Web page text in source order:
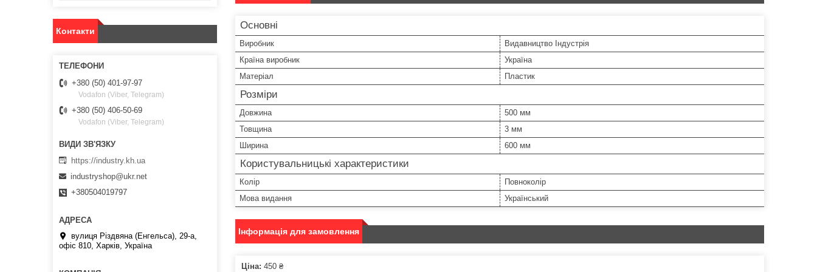
Основні
Виробник
Видавництво Індустрія
Країна виробник
Україна
Матеріал
Пластик
Розміри
Довжина
500 мм
Товщина
3 мм
Ширина
600 мм
Користувальницькі характеристики
Колір
Повноколір
Мова видання
Український
Інформація для замовлення
Ціна: 450 ₴
Контакти
+380 (50) 401-97-97
Vodafon (Viber, Telegram)
+380 (50) 406-50-69
Vodafon (Viber, Telegram)
https://industry.kh.ua
industryshop@ukr.net
+380504019797
вулиця Різдвяна (Енгельса), 29-а,
офіс 810, Харків, Україна